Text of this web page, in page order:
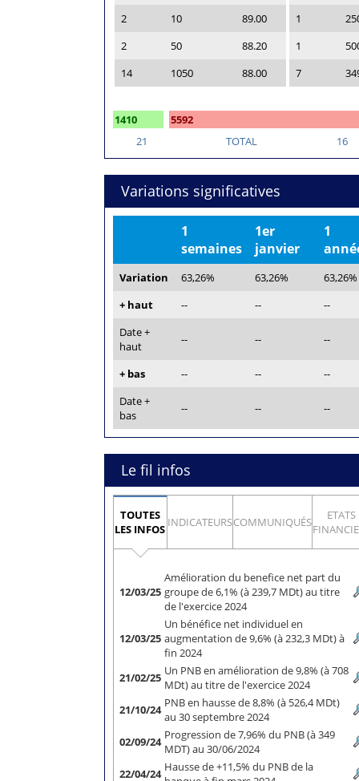
2
10
89.00
2
50
88.20
14
1050 88.00
1
1
7
1410
5592
21
TOTAL 16
Variations significatives
1
semaines
1er
janvier
1
Variation 63,26% 63,26%
63,26%
+ haut
-- --
--
Date +
haut
-- -- --
+ bas -- --
--
Date +
bas
-- -- --
Le fil infos
TOUTES
LES INFOS INDICATEURSCOMMUNIQUÉS
ETATS
12/03/25
Amélioration du benefice net part du
groupe de 6,1% (à 239,7 MDt) au titre
de l'exercice 2024
12/03/25
Un bénéfice net individuel en
augmentation de 9,6% (à 232,3 MDt) à
fin 2024
21/02/25 Un PNB en amélioration de 9,8% (à 708
MDt) au titre de l'exercice 2024
21/10/24 PNB en hausse de 8,8% (à 526,4 MDt)
au 30 septembre 2024
02/09/24 Progression de 7,96% du PNB (à 349
MDT) au 30/06/2024
22/04/24 Hausse de +11,5% du PNB de la